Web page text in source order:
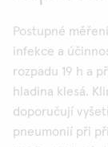
Postupné
infekce a
rozpadu 19 h a
hladina klesá.
doporučují
pneumonií při